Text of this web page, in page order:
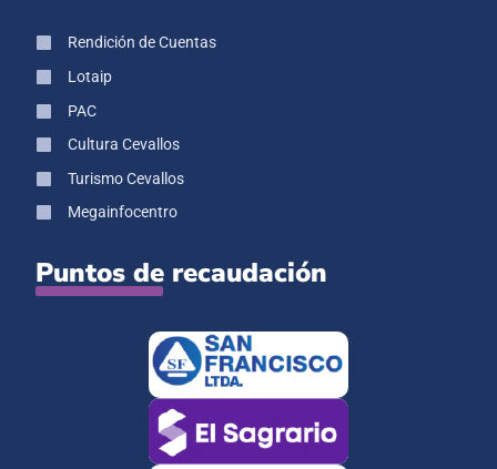
Rendición de Cuentas
Lotaip
PAC
Cultura Cevallos
Turismo Cevallos
Megainfocentro
Puntos de recaudación